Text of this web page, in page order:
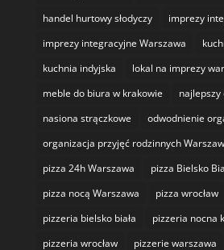
handel hurtowy słodyczy
imprezy
imprezy integracyjne Warszawa
kuchnia indyjska
lokal na imprezy
meble do biura w krakowie
nasiona strączkowe
odwodnienie
organizacja przyjęć rodzinnych
pizza 24h Warszawa
pizza Bielsko
pizza nocą Warszawa
pizza wrocław
pizzeria bielsko biała
pizzeria nocna
pizzeria wrocław
pizzerie warszawa